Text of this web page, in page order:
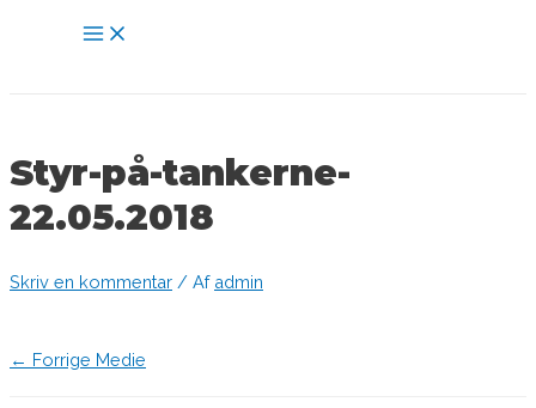
Main
Styr-på-tankerne-
22.05.2018
Skriv en kommentar / Af admin
Indlægsnavigation
← Forrige Medie